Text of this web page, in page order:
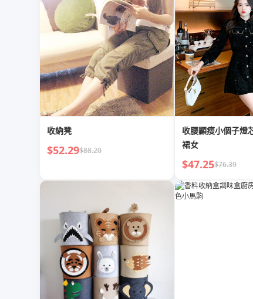
收納凳
$52.29$88.20
收腰顯瘦小個子燈
裙女
$47.25$76.39